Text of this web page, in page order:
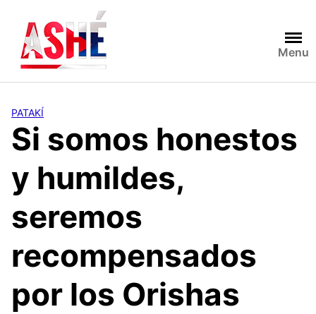
contenido
Menu
PATAKÍ
Si somos honestos
y humildes,
seremos
recompensados
por los Orishas